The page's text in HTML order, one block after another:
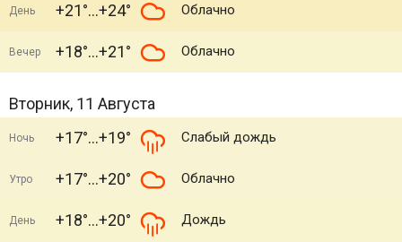
День +21° +24° Облачно
Вечер +18° +21° Облачно
Вторник, 11 Августа
Ночь +17° +19° Слабый дождь
Утро +17° +20° Облачно
День +18° +20° Дождь